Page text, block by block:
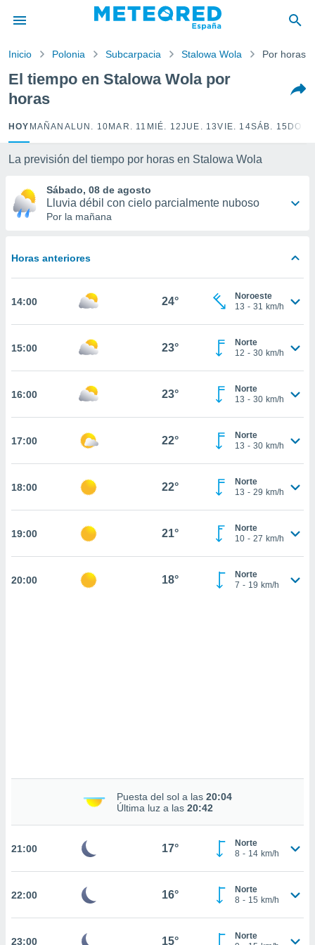
por
para
la
calidad.
a este
las
y
forma
basada
permite
coste.
botón
a la
todas
ya sean
nos
en
perfil
y
de
En
CONTINUAR
Inicio Polonia Subcarpacia Stalowa Wola Por horas
El tiempo en Stalowa Wola por
horas
HOY MAÑANA LUN. 10 MAR. 11 MIÉ. 12JUE. 13VIE. 14SÁB. 15
La previsión del tiempo por horas en Stalowa Wola
Sábado, 08 de agosto
Lluvia débil con cielo parcialmente nuboso
Por la mañana
Horas anteriores
14:00 24°
Noroeste
13 - 31 km/h
15:00 23°
Norte
12 - 30 km/h
16:00 23°
Norte
13 - 30 km/h
17:00 22°
Norte
13 - 30 km/h
18:00 22°
Norte
13 - 29 km/h
19:00 21°
Norte
10 - 27 km/h
20:00 18°
Norte
7 - 19 km/h
Puesta del sol a las 20:04
Última luz a las 20:42
21:00 17°
Norte
8 - 14 km/h
22:00 16°
Norte
8 - 15 km/h
23:00 15°
Norte